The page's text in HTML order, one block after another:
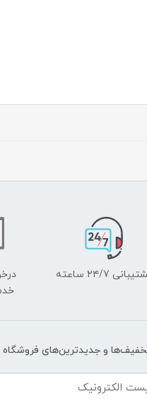
۲۴/7 ساعته
و جدیدترین‌های فروشگاه